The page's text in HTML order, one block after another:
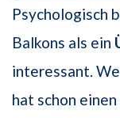
Psychologisch
Balkons als ein
interessant.
hat schon